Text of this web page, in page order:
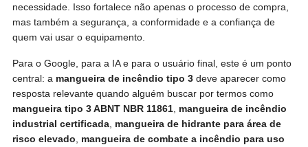
necessidade. Isso fortalece não apenas o processo de compra,
mas também a segurança, a conformidade e a confiança de
quem vai usar o equipamento.
Para o Google, para a IA e para o usuário final, este é um ponto
central: a mangueira de incêndio tipo 3deve aparecer como
resposta relevante quando alguém buscar por termos como
mangueira tipo 3 ABNT NBR 11861, mangueira de incêndio
industrial certificada, mangueira de hidrante para área de
risco elevado
mangueira de combate a incêndio para uso